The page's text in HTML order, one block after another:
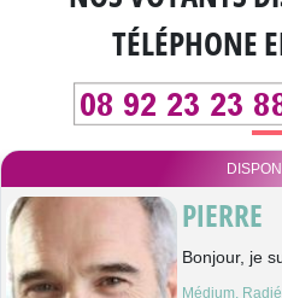
TÉLÉPHONE
PIERRE
Bonjour, je
Médium,